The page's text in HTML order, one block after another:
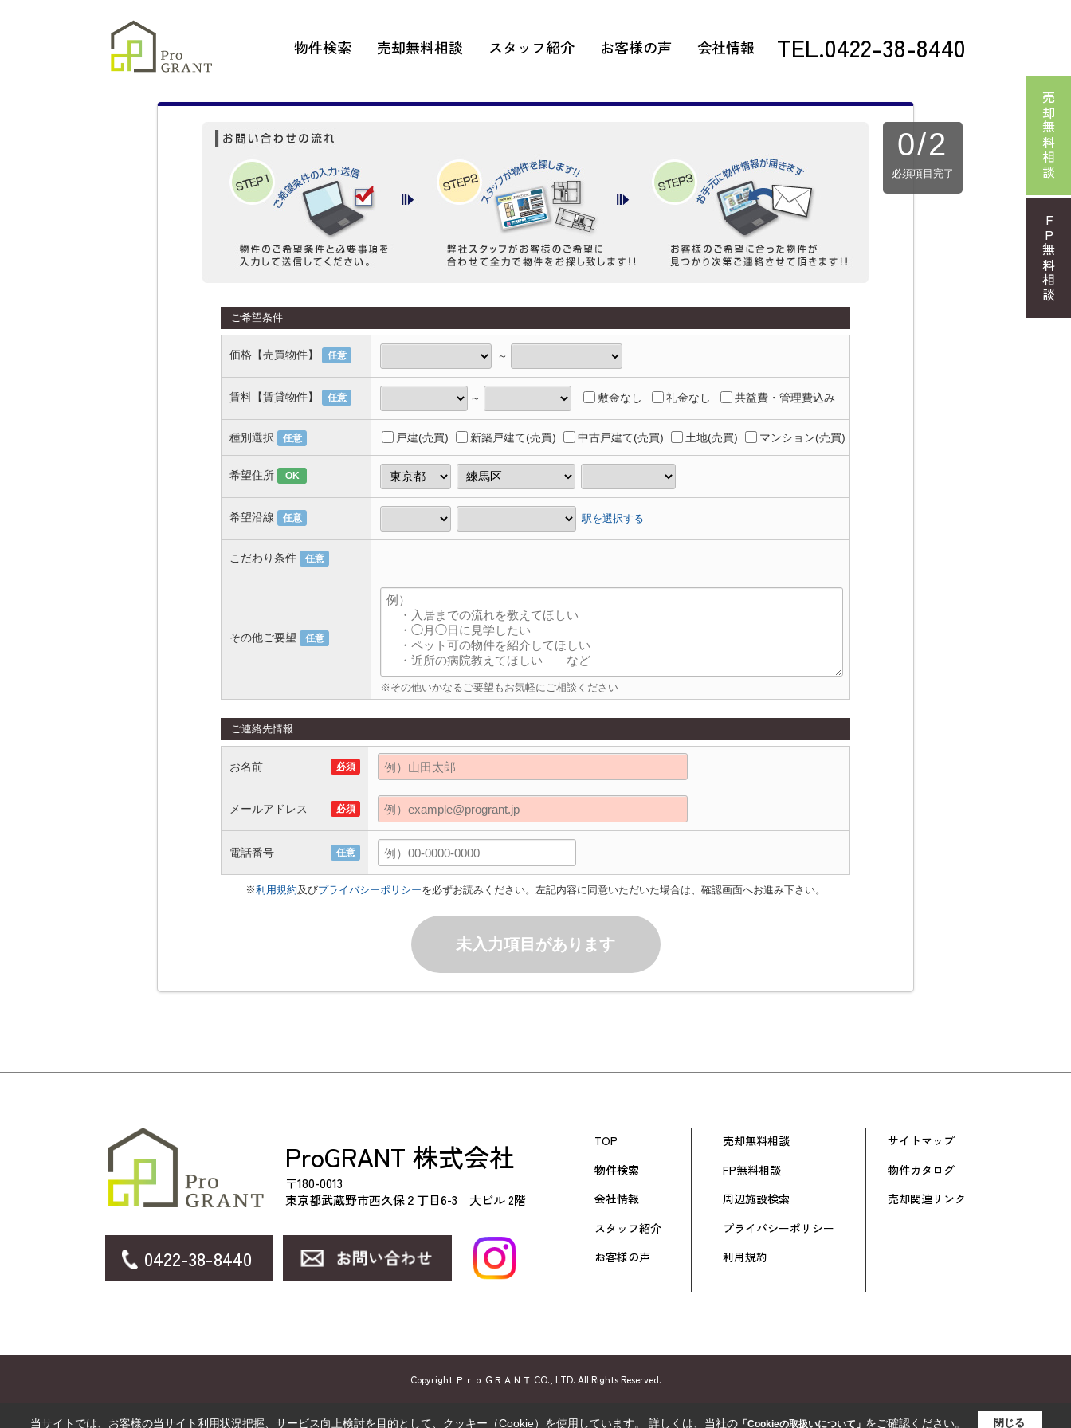
物件検索 売却無料相談 スタッフ紹介 お客様の声 会社情報 TEL.0422-38-8440
0/2
必須項目完了
ご希望条件
価格【売買物件】 任意 ～
賃料【賃貸物件】 任意 ～ 敷金なし 礼金なし 共益費・管理費込み
種別選択 任意 戸建(売買) 新築戸建て(売買) 中古戸建て(売買) 土地(売買) マンション(売買)
希望住所 OK
希望沿線 任意 駅を選択する
こだわり条件 任意
その他ご要望 任意
※その他いかなるご要望もお気軽にご相談ください
ご連絡先情報
お名前 必須
メールアドレス 必須
電話番号 任意
※利用規約及びプライバシーポリシーを必ずお読みください。左記内容に同意いただいた場合は、確認画面へお進み下さい。
未入力項目があります
ProGRANT 株式会社
〒180-0013
東京都武蔵野市西久保２丁目6-3 大ビル 2階
0422-38-8440
TOP
物件検索
会社情報
スタッフ紹介
お客様の声
売却無料相談
FP無料相談
周辺施設検索
プライバシーポリシー
利用規約
サイトマップ
物件カタログ
売却関連リンク
Copyright ＰｒｏＧＲＡＮＴ CO., LTD. All Rights Reserved.
売却無料相談
FP無料相談
当サイトでは、お客様の当サイト利用状況把握、サービス向上検討を目的として、クッキー（Cookie）を使用しています。 詳しくは、当社の「Cookieの取扱いについて」 をご確認ください。 閉じる